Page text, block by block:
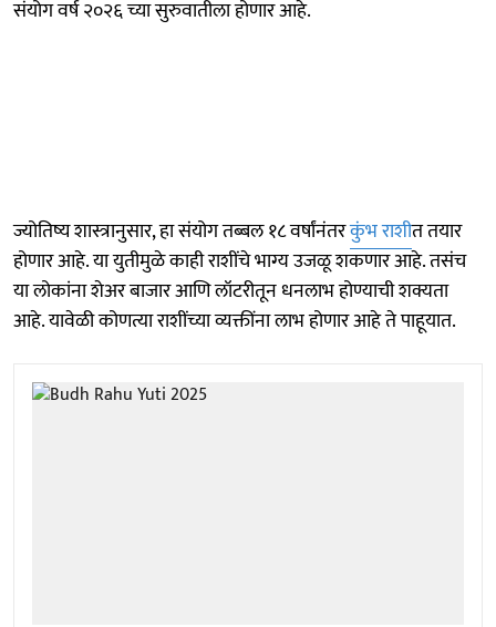
संयोग वर्ष २०२६ च्या सुरुवातीला होणार आहे.
ज्योतिष्य शास्त्रानुसार, हा संयोग तब्बल १८ वर्षांनंतरकुंभ राशीत तयार
होणार आहे. या युतीमुळे काही राशींचे भाग्य उजळू शकणार आहे. तसंच
या लोकांना शेअर बाजार आणि लॉटरीतून धनलाभ होण्याची शक्यता
आहे. यावेळी कोणत्या राशींच्या व्यक्तींना लाभ होणार आहे ते पाहूयात.